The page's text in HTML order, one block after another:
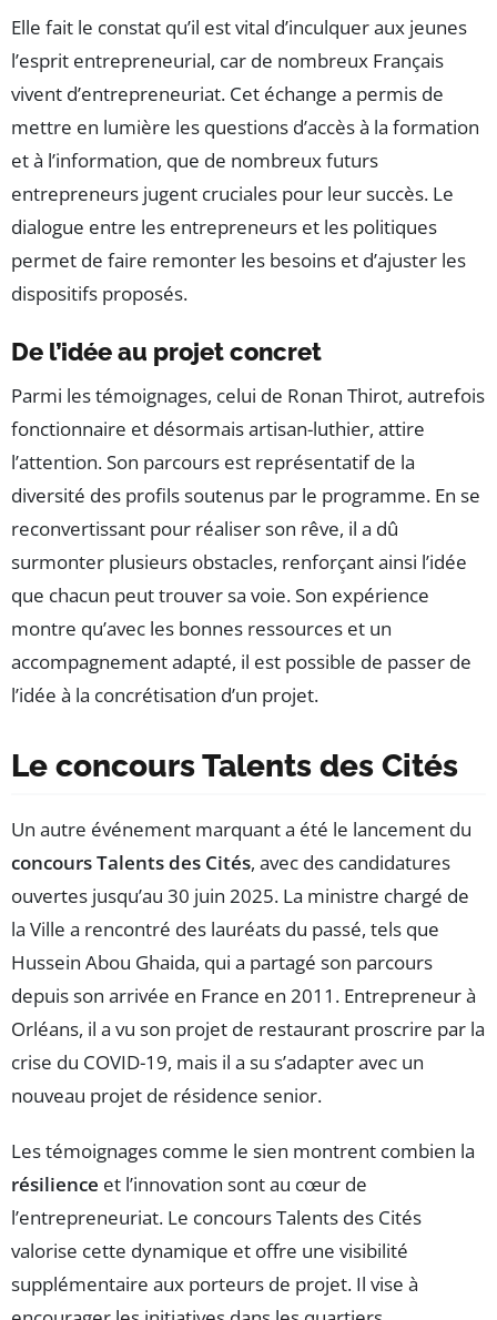
Elle fait le constat qu’il est vital d’inculquer aux jeunes
l’esprit entrepreneurial, car de nombreux Français
vivent d’entrepreneuriat. Cet échange a permis de
mettre en lumière les questions d’accès à la formation
et à l’information, que de nombreux futurs
entrepreneurs jugent cruciales pour leur succès. Le
dialogue entre les entrepreneurs et les politiques
permet de faire remonter les besoins et d’ajuster les
dispositifs proposés.
De l’idée au projet concret
Parmi les témoignages, celui de Ronan Thirot, autrefois
fonctionnaire et désormais artisan-luthier, attire
l’attention. Son parcours est représentatif de la
diversité des profils soutenus par le programme. En se
reconvertissant pour réaliser son rêve, il a dû
surmonter plusieurs obstacles, renforçant ainsi l’idée
que chacun peut trouver sa voie. Son expérience
montre qu’avec les bonnes ressources et un
accompagnement adapté, il est possible de passer de
l’idée à la concrétisation d’un projet.
Le concours Talents des Cités
Un autre événement marquant a été le lancement du
concours Talents des Cités, avec des candidatures
ouvertes jusqu’au 30 juin 2025. La ministre chargé de
la Ville a rencontré des lauréats du passé, tels que
Hussein Abou Ghaida, qui a partagé son parcours
depuis son arrivée en France en 2011. Entrepreneur à
Orléans, il a vu son projet de restaurant proscrire par la
crise du COVID-19, mais il a su s’adapter avec un
nouveau projet de résidence senior.
Les témoignages comme le sien montrent combien la
résilience et l’innovation sont au cœur de
l’entrepreneuriat. Le concours Talents des Cités
valorise cette dynamique et offre une visibilité
supplémentaire aux porteurs de projet. Il vise à